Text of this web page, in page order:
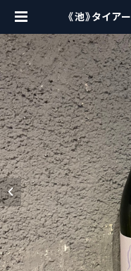
《池》タイ
ged